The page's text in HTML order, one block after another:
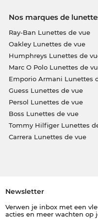
Nos marques de
Ray-Ban Lunettes de vue
Oakley Lunettes de vue
Humphreys Lunettes de
Marc O Polo Lunettes de
Emporio Armani Lunettes
Guess Lunettes de vue
Persol Lunettes de vue
Boss Lunettes de vue
Tommy Hilfiger Lunettes
Carrera Lunettes de vue
Newsletter
Verwen je inbox met een
acties en meer wachten op